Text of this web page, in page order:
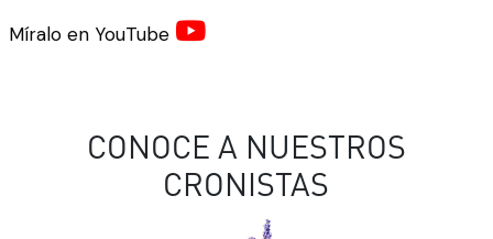
Míralo en YouTube
CONOCE A NUESTROS
CRONISTAS